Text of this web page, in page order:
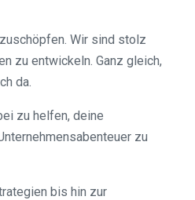
Wir sind stolz
zu entwickeln. Ganz gleich,
da.
zu helfen, deine
zu
bis hin zur